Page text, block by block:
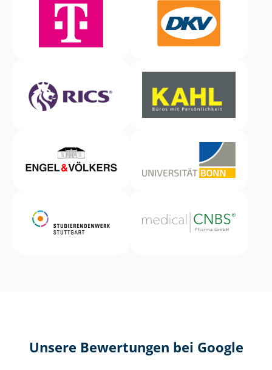
Unsere Bewertungen bei Google